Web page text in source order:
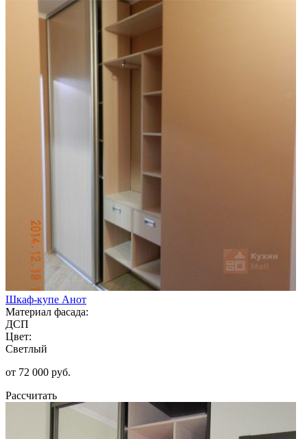
Шкаф-купе Анот
Материал фасада:
ДСП
Цвет:
Светлый
от 72 000 руб.
Рассчитать